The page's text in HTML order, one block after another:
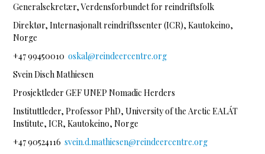
Generalsekretær, Verdensforbundet for reindriftsfolk
Direktør, Internasjonalt reindriftssenter (ICR), Kautokeino,
Norge
+47 99450010oskal@reindeercentre.org
Svein Disch Mathiesen
Prosjektleder GEF UNEP Nomadic Herders
Instituttleder, Professor PhD, University of the Arctic EALÁT
Institute, ICR, Kautokeino, Norge
+47 90524116svein.d.mathiesen@reindeercentre.org